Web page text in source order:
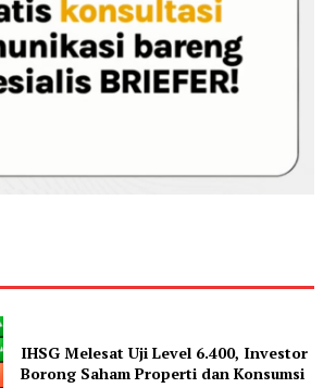
IHSG Melesat Uji Level 6.400, Investor
Borong Saham Properti dan Konsumsi